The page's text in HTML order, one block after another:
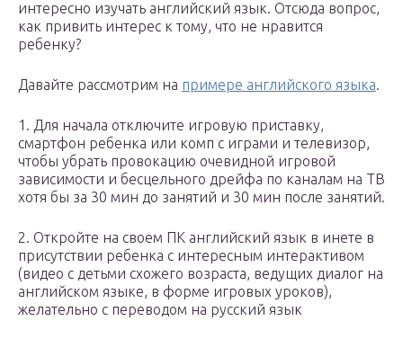
интересно изучать английский язык. Отсюда вопрос,
как привить интерес к тому, что не нравится
ребенку?
Давайте рассмотрим на примере английского языка.
1. Для начала отключите игровую приставку,
смартфон ребенка или комп с играми и телевизор,
чтобы убрать провокацию очевидной игровой
зависимости и бесцельного дрейфа по каналам на ТВ
хотя бы за 30 мин до занятий и 30 мин после занятий.
2. Откройте на своем ПК английский язык в инете в
присутствии ребенка с интересным интерактивом
(видео с детьми схожего возраста, ведущих диалог на
английском языке, в форме игровых уроков),
желательно с переводом на русский язык